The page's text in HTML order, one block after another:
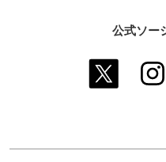
公式ソー
twitter